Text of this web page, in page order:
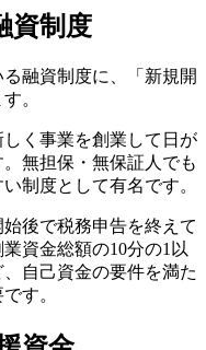
資制度
融資制度に、「新規開
。
しく事業を創業して日が
無担保・無保証人でも
制度として有名です。
後で税務申告を終えて
資金総額の10分の1以
自己資金の要件を満た
す。